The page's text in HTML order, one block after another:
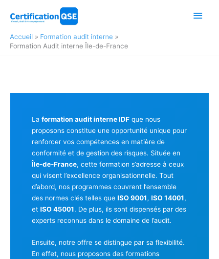
Accueil
Formation audit interne
Formation Audit interne Île-de-France
La formation audit interne IDFque nous
proposons constitue une opportunité unique pour
renforcer vos compétences en matière de
conformité et de gestion des risques. Située en
Île-de-France, cette formation s’adresse à ceux
qui visent l’excellence organisationnelle. Tout
d’abord, nos programmes couvrent l’ensemble
des normes clés telles que ISO 9001, ISO 14001,
et ISO 45001. De plus, ils sont dispensés par des
experts reconnus dans le domaine de l’audit.
Ensuite, notre offre se distingue par sa flexibilité.
En effet, nous proposons des formations